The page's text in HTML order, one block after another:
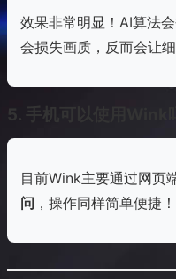
效果非常明显！AI算法会
会损失画质，反而会让
5. 手机可以使用Wink
目前Wink主要通过网页
问 ，操作同样简单便捷！